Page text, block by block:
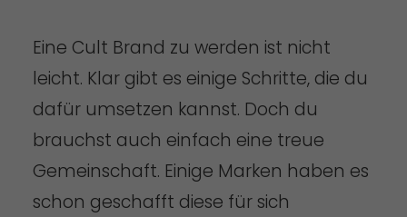
Eine Cult Brand zu werden ist nicht
leicht. Klar gibt es einige Schritte, die du
dafür umsetzen kannst. Doch du
brauchst auch einfach eine treue
Gemeinschaft. Einige Marken haben es
schon geschafft diese für sich